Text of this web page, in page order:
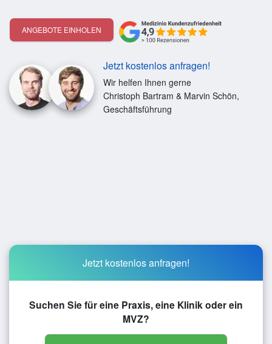
ANGEBOTE EINHOLEN
Jetzt kostenlos anfragen!
Wir helfen Ihnen gerne
Christoph Bartram & Marvin Schön,
Geschäftsführung
Jetzt kostenlos anfragen!
Suchen Sie für eine Praxis, eine Klinik oder ein
MVZ?